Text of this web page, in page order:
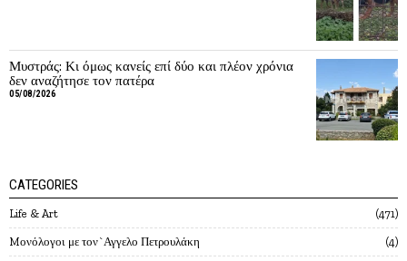
Μυστράς: Κι όμως κανείς επί δύο και πλέον χρόνια
δεν αναζήτησε τον πατέρα
05/08/2026
CATEGORIES
Life & Art 471
Mονόλογοι με τον`Αγγελο Πετρουλάκη 4